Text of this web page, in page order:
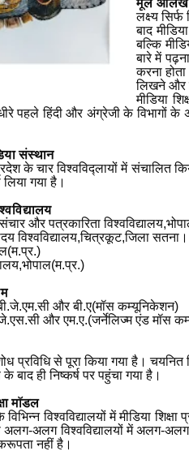
मूल
लक्ष्य
बाद
बल्कि
बारे में
करना
लिखने और
मीडिया
पहले हिंदी और अंग्रेजी के विभागों के
संस्थान
के चार विश्वविद्लायों में संचालित
लिया गया है।
और पत्रकारिता
विश्वविद्यालय,चित्रकूट,जिला सतना।
और बी.ए(मॉस कम्यूनिकेशन)
और एम.ए.(जर्नेलिज्म एंड मॉस
प्रविधि से पूरा किया गया है।
बाद ही निष्कर्ष पर पहुंचा गया है।
मॉडल
विश्वविद्यालयों में मीडिया
अलग विश्वविद्यालयों में अलग-अलग
नहीं है।